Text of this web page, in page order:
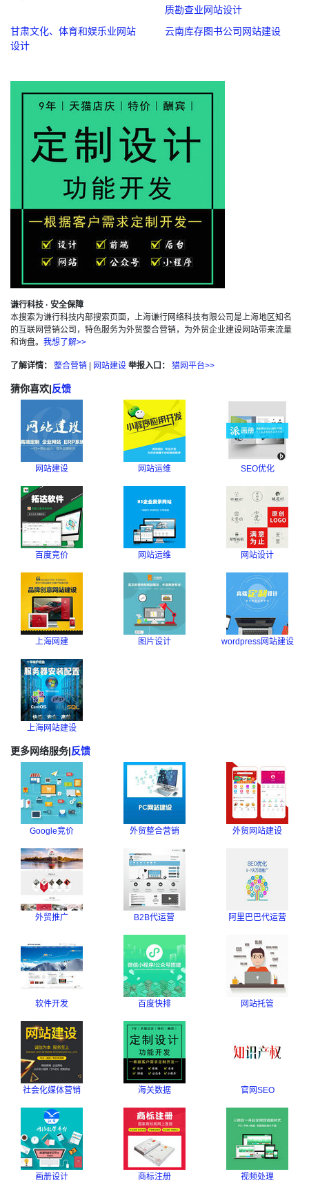
质勘查业网站设计
甘肃文化、体育和娱乐业网站
设计
云南库存图书公司网站建设
谦行科技 · 安全保障
本搜索为谦行科技内部搜索页面，上海谦行网络科技有限公司是上海地区知名
的互联网营销公司，特色服务为外贸整合营销，为外贸企业建设网站带来流量
和询盘。 我想了解>>
了解详情： 整合营销 网站建设 举报入口： 猎网平台>>
猜你喜欢|反馈
网站建设 网站运维 SEO优化
百度竞价 网站运维 网站设计
上海网建 图片设计 wordpress网站建设
上海网站建设
更多网络服务|反馈
Google竞价 外贸整合营销 外贸网站建设
外贸推广 B2B代运营 阿里巴巴代运营
软件开发 百度快排 网站托管
社会化媒体营销 海关数据 官网SEO
画册设计 商标注册 视频处理